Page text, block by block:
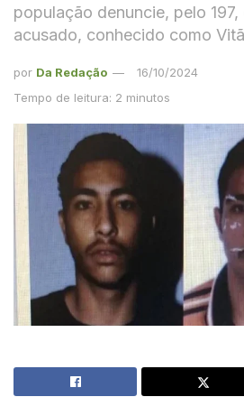
população denuncie, pelo
acusado, conhecido como
por Da Redação
16/10/2024
Tempo de leitura: 2 minutos